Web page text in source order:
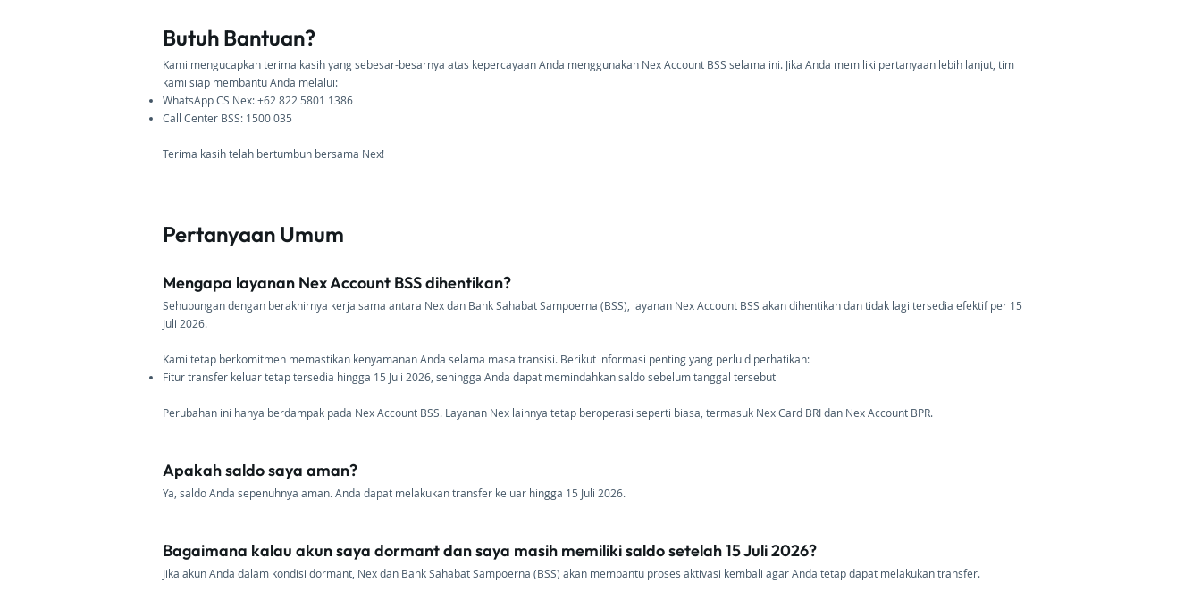
Butuh Bantuan?
Kami mengucapkan terima kasih yang sebesar-besarnya atas kepercayaan Anda menggunakan Nex Account BSS selama ini. Jika Anda memiliki pertanyaan lebih lanjut, tim
kami siap membantu Anda melalui:
WhatsApp CS Nex: +62 822 5801 1386
Call Center BSS: 1500 035
Terima kasih telah bertumbuh bersama Nex!
Pertanyaan Umum
Mengapa layanan Nex Account BSS dihentikan?
Sehubungan dengan berakhirnya kerja sama antara Nex dan Bank Sahabat Sampoerna (BSS), layanan Nex Account BSS akan dihentikan dan tidak lagi tersedia efektif per 15
Juli 2026.
Kami tetap berkomitmen memastikan kenyamanan Anda selama masa transisi. Berikut informasi penting yang perlu diperhatikan:​
Fitur transfer keluar tetap tersedia hingga 15 Juli 2026, sehingga Anda dapat memindahkan saldo sebelum tanggal tersebut
Perubahan ini hanya berdampak pada Nex Account BSS. Layanan Nex lainnya tetap beroperasi seperti biasa, termasuk Nex Card BRI dan Nex Account BPR.
Apakah saldo saya aman?
Ya, saldo Anda sepenuhnya aman. Anda dapat melakukan transfer keluar hingga 15 Juli 2026.
Bagaimana kalau akun saya dormant dan saya masih memiliki saldo setelah 15 Juli 2026?
Jika akun Anda dalam kondisi dormant, Nex dan Bank Sahabat Sampoerna (BSS) akan membantu proses aktivasi kembali agar Anda tetap dapat melakukan transfer.